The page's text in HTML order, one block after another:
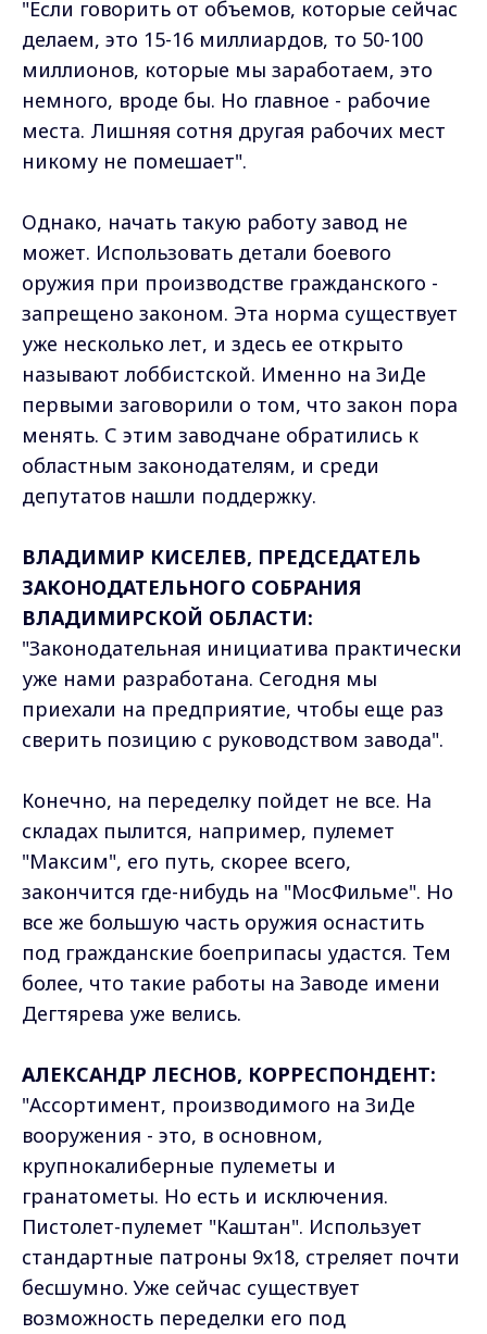
"Если говорить от объемов, которые сейчас
делаем, это 15-16 миллиардов, то 50-100
миллионов, которые мы заработаем, это
немного, вроде бы. Но главное - рабочие
места. Лишняя сотня другая рабочих мест
никому не помешает".
Однако, начать такую работу завод не
может. Использовать детали боевого
оружия при производстве гражданского -
запрещено законом. Эта норма существует
уже несколько лет, и здесь ее открыто
называют лоббистской. Именно на ЗиДе
первыми заговорили о том, что закон пора
менять. С этим заводчане обратились к
областным законодателям, и среди
депутатов нашли поддержку.
ВЛАДИМИР КИСЕЛЕВ, ПРЕДСЕДАТЕЛЬ
ЗАКОНОДАТЕЛЬНОГО СОБРАНИЯ
ВЛАДИМИРСКОЙ ОБЛАСТИ:
"Законодательная инициатива практически
уже нами разработана. Сегодня мы
приехали на предприятие, чтобы еще раз
сверить позицию с руководством завода".
Конечно, на переделку пойдет не все. На
складах пылится, например, пулемет
"Максим", его путь, скорее всего,
закончится где-нибудь на "МосФильме". Но
все же большую часть оружия оснастить
под гражданские боеприпасы удастся. Тем
более, что такие работы на Заводе имени
Дегтярева уже велись.
АЛЕКСАНДР ЛЕСНОВ, КОРРЕСПОНДЕНТ:
"Ассортимент, производимого на ЗиДе
вооружения - это, в основном,
крупнокалиберные пулеметы и
гранатометы. Но есть и исключения.
Пистолет-пулемет "Каштан". Использует
стандартные патроны 9х18, стреляет почти
бесшумно. Уже сейчас существует
возможность переделки его под